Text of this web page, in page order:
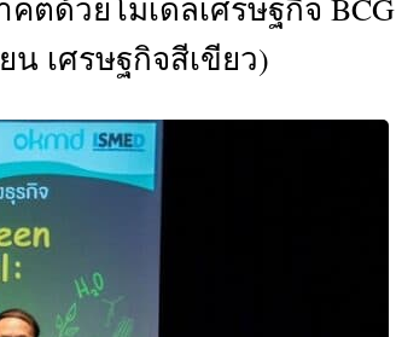
ตด้วยโมเดลเศรษฐกิจ BCG
น เศรษฐกิจสีเขียว)